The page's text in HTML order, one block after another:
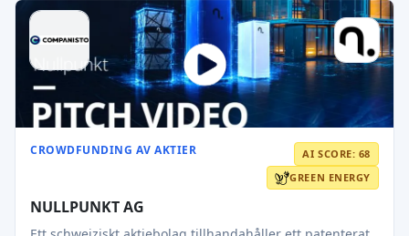
CROWDFUNDING AV AKTIER
AI SCORE: 68
GREEN ENERGY
NULLPUNKT AG